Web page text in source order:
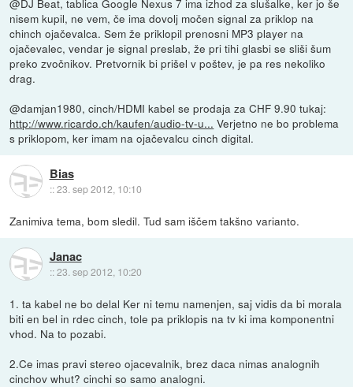
nisem kupil, ne vem, če ima dovolj močen signal za priklop na
chinch ojačevalca. Sem že priklopil prenosni MP3 player na
ojačevalec, vendar je signal preslab, že pri tihi glasbi se sliši šum
preko zvočnikov. Pretvornik bi prišel v poštev, je pa res nekoliko
drag.
@damjan1980, cinch/HDMI kabel se prodaja za CHF 9.90 tukaj:
http://www.ricardo.ch/kaufen/audio-tv-u... Verjetno ne bo problema
s priklopom, ker imam na ojačevalcu cinch digital.
Bias
::23. sep 2012, 10:10
Zanimiva tema, bom sledil. Tud sam iščem takšno varianto.
Janac
::23. sep 2012, 10:20
1. ta kabel ne bo delal Ker ni temu namenjen, saj vidis da bi morala
biti en bel in rdec cinch, tole pa priklopis na tv ki ima komponentni
vhod. Na to pozabi.
2.Ce imas pravi stereo ojacevalnik, brez daca nimas analognih
cinchov whut? cinchi so samo analogni.